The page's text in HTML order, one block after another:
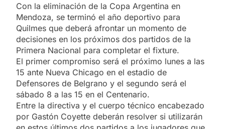
Con la eliminación de la Copa Argentina en
Mendoza, se terminó el año deportivo para
Quilmes que deberá afrontar un momento de
decisiones en los próximos dos partidos de la
Primera Nacional para completar el fixture.
El primer compromiso será el próximo lunes a las
15 ante Nueva Chicago en el estadio de
Defensores de Belgrano y el segundo será el
sábado 8 a las 15 en el Centenario.
Entre la directiva y el cuerpo técnico encabezado
por Gastón Coyette deberán resolver si utilizarán